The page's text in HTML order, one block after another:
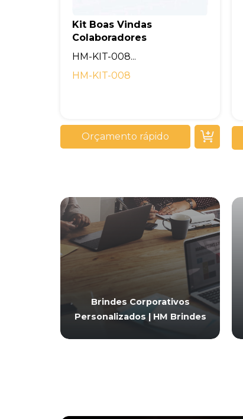
Kit Boas Vindas
Colaboradores
HM-KIT-008...
HM-KIT-008
Orçamento rápido
Brindes Corporativos
Personalizados | HM Brindes